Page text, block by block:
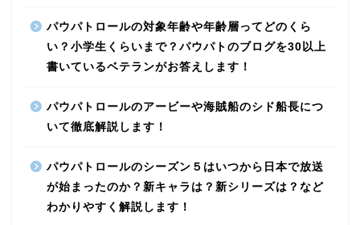
パウパトロールの対象年齢や年齢層ってどのくら
い？小学生くらいまで？パウパトのブログを30以上
書いているベテランがお答えします！
パウパトロールのアービーや海賊船のシド船長につ
いて徹底解説します！
パウパトロールのシーズン５はいつから日本で放送
が始まったのか？新キャラは？新シリーズは？など
わかりやすく解説します！